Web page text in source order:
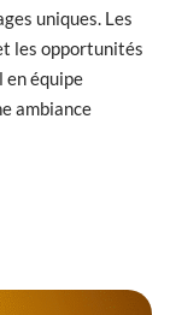
uniques. Les
les opportunités
en équipe
ambiance